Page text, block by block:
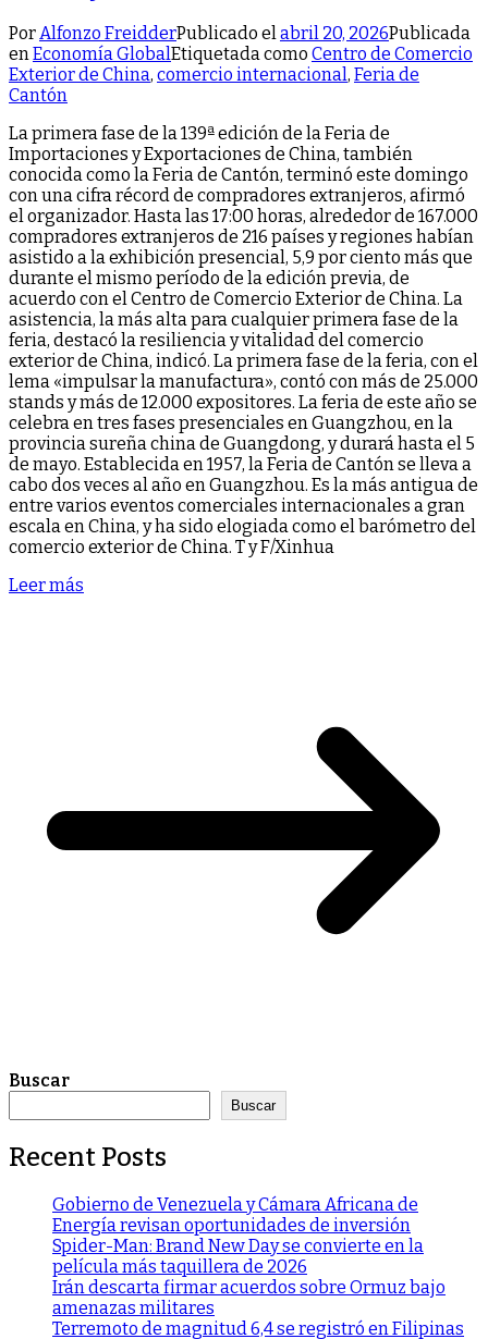
PorAlfonzo FreidderPublicado elabril 20, 2026Publicada
enEconomía GlobalEtiquetada como Centro de Comercio
Exterior de China, comercio internacional, Feria de
Cantón
La primera fase de la 139ª edición de la Feria de
Importaciones y Exportaciones de China, también
conocida como la Feria de Cantón, terminó este domingo
con una cifra récord de compradores extranjeros, afirmó
el organizador. Hasta las 17:00 horas, alrededor de 167.000
compradores extranjeros de 216 países y regiones habían
asistido a la exhibición presencial, 5,9 por ciento más que
durante el mismo período de la edición previa, de
acuerdo con el Centro de Comercio Exterior de China. La
asistencia, la más alta para cualquier primera fase de la
feria, destacó la resiliencia y vitalidad del comercio
exterior de China, indicó. La primera fase de la feria, con el
lema «impulsar la manufactura», contó con más de 25.000
stands y más de 12.000 expositores. La feria de este año se
celebra en tres fases presenciales en Guangzhou, en la
provincia sureña china de Guangdong, y durará hasta el 5
de mayo. Establecida en 1957, la Feria de Cantón se lleva a
cabo dos veces al año en Guangzhou. Es la más antigua de
entre varios eventos comerciales internacionales a gran
escala en China, y ha sido elogiada como el barómetro del
comercio exterior de China. T y F/Xinhua
Leer más
Buscar
Buscar
Recent Posts
Gobierno de Venezuela y Cámara Africana de
Energía revisan oportunidades de inversión
Spider-Man: Brand New Day se convierte en la
película más taquillera de 2026
Irán descarta firmar acuerdos sobre Ormuz bajo
amenazas militares
Terremoto de magnitud 6,4 se registró en Filipinas